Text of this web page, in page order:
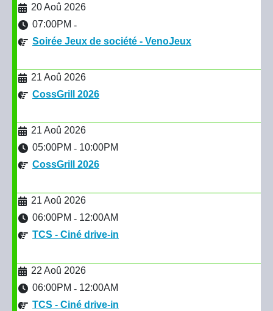
20 Aoû 2026
07:00PM -
Soirée Jeux de société - VenoJeux
21 Aoû 2026
CossGrill 2026
21 Aoû 2026
05:00PM - 10:00PM
CossGrill 2026
21 Aoû 2026
06:00PM - 12:00AM
TCS - Ciné drive-in
22 Aoû 2026
06:00PM - 12:00AM
TCS - Ciné drive-in